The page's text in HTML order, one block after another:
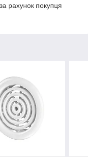
рахунок покупця